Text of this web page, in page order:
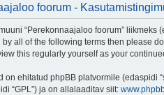
foorum -
“Perekonnaajaloo foorum” liikmeks
all of the following terms then please
this regularly yourself as your
on ehitatud phpBB platvormile (edaspidi
“GPL”) ja on allalaaditav siit: